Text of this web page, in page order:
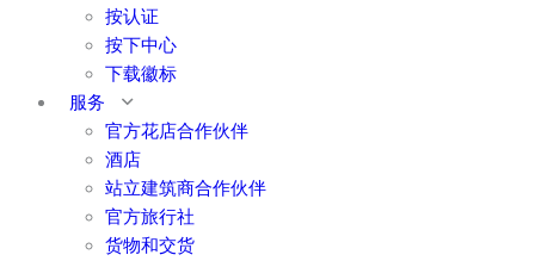
按认证
按下中心
下载徽标
服务
官方花店合作伙伴
酒店
站立建筑商合作伙伴
官方旅行社
货物和交货